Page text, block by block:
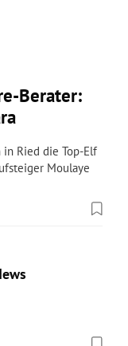
Berater:
Ried die Top-Elf
Moulaye